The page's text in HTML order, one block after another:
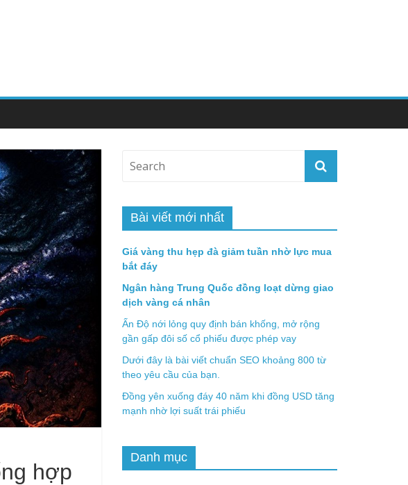
hợp
Bài viết mới nhất
Giá vàng thu hẹp đà giảm tuần nhờ lực mua
bắt đáy
Ngân hàng Trung Quốc đồng loạt dừng giao
dịch vàng cá nhân
Ấn Độ nới lỏng quy định bán khống, mở rộng
gần gấp đôi số cổ phiếu được phép vay
Dưới đây là bài viết chuẩn SEO khoảng 800 từ
theo yêu cầu của bạn.
Đồng yên xuống đáy 40 năm khi đồng USD tăng
mạnh nhờ lợi suất trái phiếu
Danh mục